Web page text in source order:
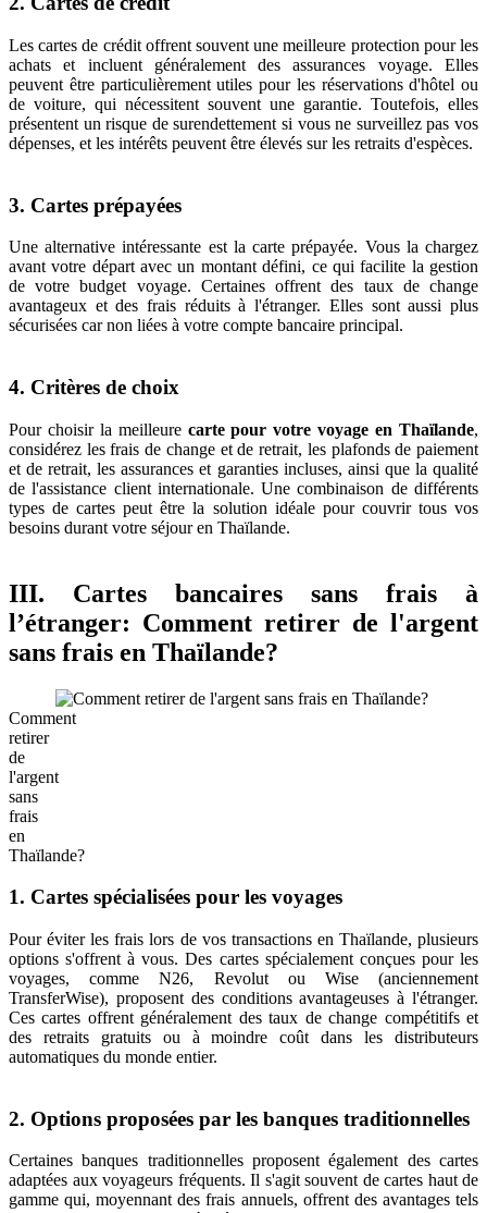
Les cartes de crédit offrent souvent une meilleure protection pour les
achats et incluent généralement des assurances voyage. Elles
peuvent être particulièrement utiles pour les réservations d'hôtel ou
de voiture, qui nécessitent souvent une garantie. Toutefois, elles
présentent un risque de surendettement si vous ne surveillez pas vos
dépenses, et les intérêts peuvent être élevés sur les retraits d'espèces.
3. Cartes prépayées
Une alternative intéressante est la carte prépayée. Vous la chargez
avant votre départ avec un montant défini, ce qui facilite la gestion
de votre budget voyage. Certaines offrent des taux de change
avantageux et des frais réduits à l'étranger. Elles sont aussi plus
sécurisées car non liées à votre compte bancaire principal.
4. Critères de choix
Pour choisir la meilleure carte pour votre voyage en Thaïlande,
considérez les frais de change et de retrait, les plafonds de paiement
et de retrait, les assurances et garanties incluses, ainsi que la qualité
de l'assistance client internationale. Une combinaison de différents
types de cartes peut être la solution idéale pour couvrir tous vos
besoins durant votre séjour en Thaïlande.
III. Cartes bancaires sans frais à
l’étranger: Comment retirer de l'argent
sans frais en Thaïlande?
Comment
retirer
de
l'argent
sans
frais
en
Thaïlande?
1. Cartes spécialisées pour les voyages
Pour éviter les frais lors de vos transactions en Thaïlande, plusieurs
options s'offrent à vous. Des cartes spécialement conçues pour les
voyages, comme N26, Revolut ou Wise (anciennement
TransferWise), proposent des conditions avantageuses à l'étranger.
Ces cartes offrent généralement des taux de change compétitifs et
des retraits gratuits ou à moindre coût dans les distributeurs
automatiques du monde entier.
2. Options proposées par les banques traditionnelles
Certaines banques traditionnelles proposent également des cartes
adaptées aux voyageurs fréquents. Il s'agit souvent de cartes haut de
gamme qui, moyennant des frais annuels, offrent des avantages tels